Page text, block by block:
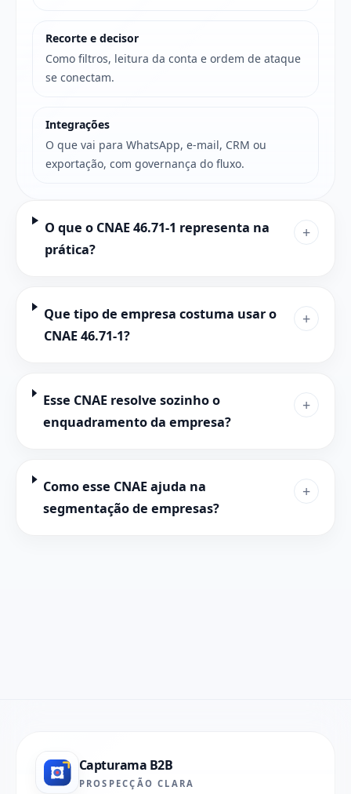
Recorte e decisor
Como filtros, leitura da conta e ordem de ataque
se conectam.
Integrações
O que vai para WhatsApp, e-mail, CRM ou
exportação, com governança do fluxo.
O que o CNAE 46.71-1 representa na
prática?
+
Que tipo de empresa costuma usar o
CNAE 46.71-1?
+
Esse CNAE resolve sozinho o
enquadramento da empresa?
+
Como esse CNAE ajuda na
segmentação de empresas?
+
Capturama B2B
PROSPECÇÃO CLARA